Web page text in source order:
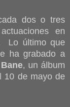
dos o tres
en
Lo último que
ha grabado a
, un álbum
10 de mayo de